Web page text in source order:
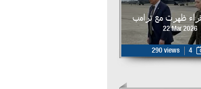
ظهرت مع ترامب
22 Mar 2026
290 views 4